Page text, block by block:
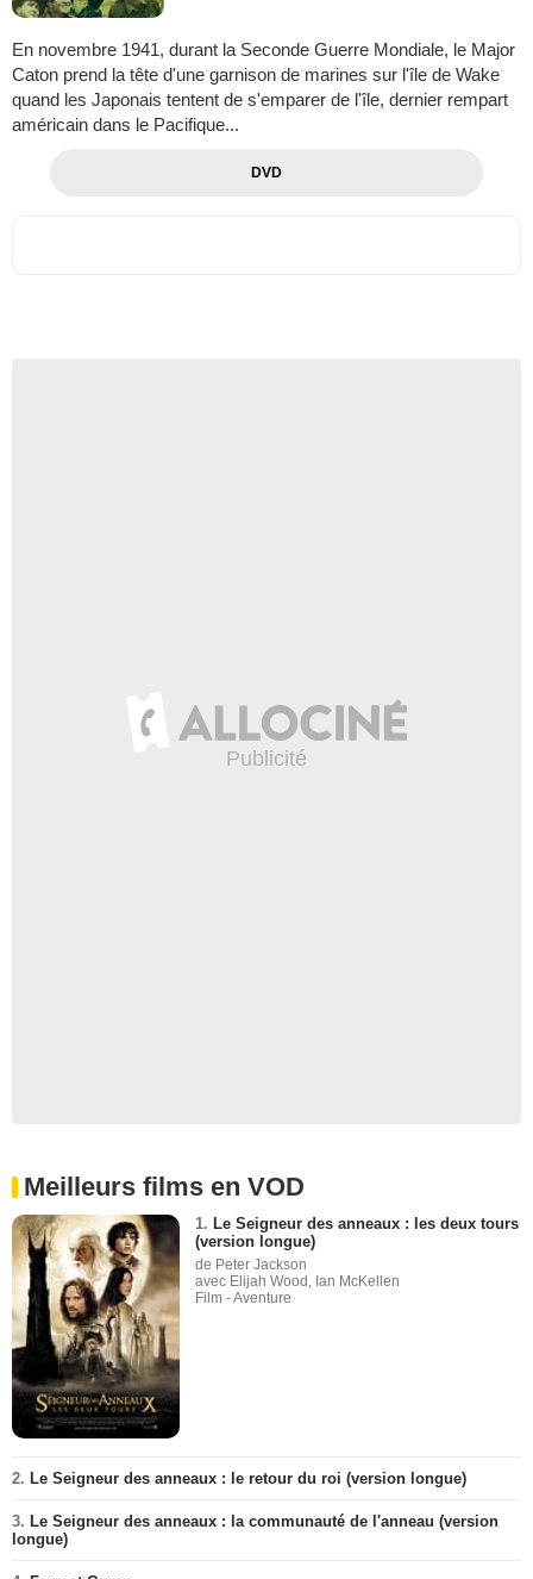
En novembre 1941, durant la Seconde Guerre Mondiale, le Major
Caton prend la tête d'une garnison de marines sur l'île de Wake
quand les Japonais tentent de s'emparer de l'île, dernier rempart
américain dans le Pacifique...
DVD
Meilleurs films en VOD
1. Le Seigneur des anneaux : les deux tours
(version longue)
de Peter Jackson
avec Elijah Wood, Ian McKellen
Film - Aventure
2. Le Seigneur des anneaux : le retour du roi (version longue)
3. Le Seigneur des anneaux : la communauté de l'anneau (version
longue)